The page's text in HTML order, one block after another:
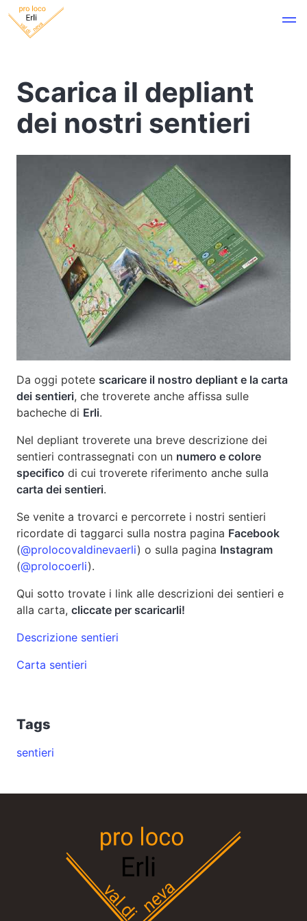
Scarica il depliant
dei nostri sentieri
Da oggi potete scaricare il nostro depliant e la carta
dei sentieri, che troverete anche affissa sulle
bacheche di Erli.
Nel depliant troverete una breve descrizione dei
sentieri contrassegnati con un numero e colore
specifico di cui troverete riferimento anche sulla
carta dei sentieri.
Se venite a trovarci e percorrete i nostri sentieri
ricordate di taggarci sulla nostra pagina Facebook
(@prolocovaldinevaerli) o sulla pagina Instagram
(@prolocoerli).
Qui sotto trovate i link alle descrizioni dei sentieri e
alla carta, cliccate per scaricarli!
Descrizione sentieri
Carta sentieri
Tags
sentieri